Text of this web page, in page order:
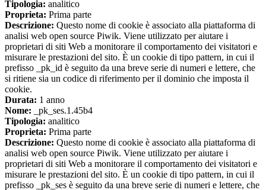
Tipologia: analitico
Proprieta: Prima parte
Descrizione: Questo nome di cookie è associato alla piattaforma di
analisi web open source Piwik. Viene utilizzato per aiutare i
proprietari di siti Web a monitorare il comportamento dei visitatori e
misurare le prestazioni del sito. È un cookie di tipo pattern, in cui il
prefisso _pk_id è seguito da una breve serie di numeri e lettere, che
si ritiene sia un codice di riferimento per il dominio che imposta il
cookie.
Durata: 1 anno
Nome: _pk_ses.1.45b4
Tipologia: analitico
Proprieta: Prima parte
Descrizione: Questo nome di cookie è associato alla piattaforma di
analisi web open source Piwik. Viene utilizzato per aiutare i
proprietari di siti Web a monitorare il comportamento dei visitatori e
misurare le prestazioni del sito. È un cookie di tipo pattern, in cui il
prefisso _pk_ses è seguito da una breve serie di numeri e lettere, che